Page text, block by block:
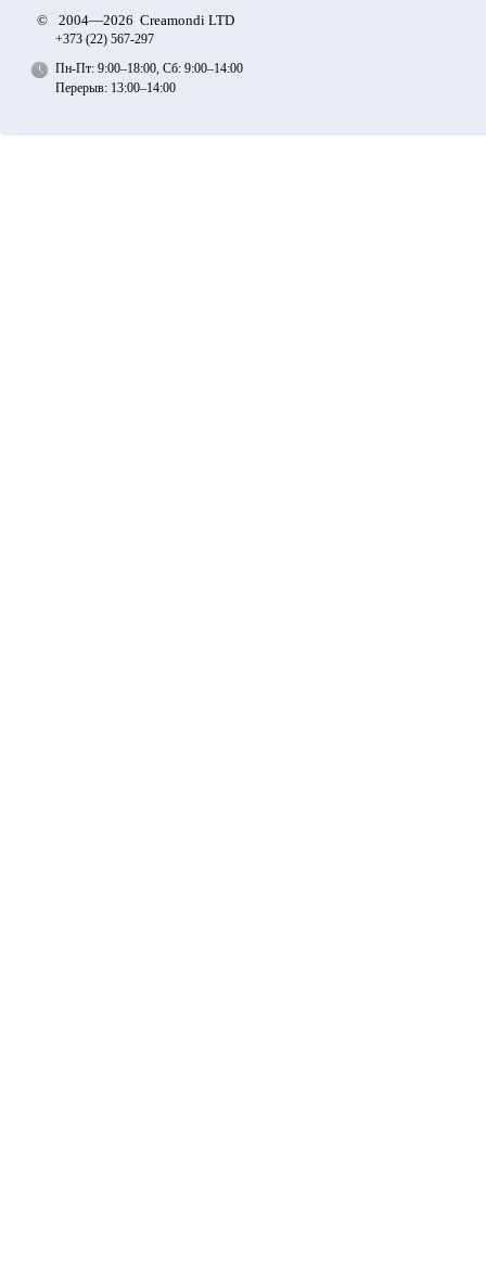
© 2004—2026 Creamondi LTD
+373 (22) 567-297
Пн-Пт: 9:00–18:00, Сб: 9:00–14:00
Перерыв: 13:00–14:00